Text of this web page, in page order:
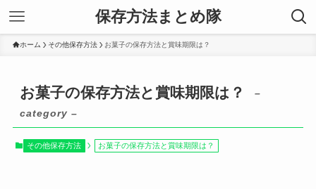
保存方法まとめ隊
ホーム その他保存方法 お菓子の保存方法と賞味期限は？
お菓子の保存方法と賞味期限は？
–
category –
その他保存方法 お菓子の保存方法と賞味期限は？